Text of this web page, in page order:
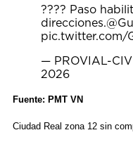
???? Paso
direcciones.
pic.twitter.com/
— PROVIAL-
2026
Fuente: PMT VN
Ciudad Real zona 12 sin